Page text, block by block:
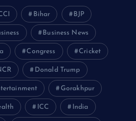
Bihar BJP
Business News
Congress Cricket
Donald Trump
Gorakhpur
ICC India